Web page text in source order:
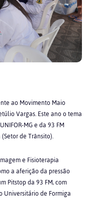
ao Movimento Maio
Vargas. Este ano o tema
MG e da 93 FM
de Trânsito).
e Fisioterapia
a aferição da pressão
Pitstop da 93 FM, com
Universitário de Formiga